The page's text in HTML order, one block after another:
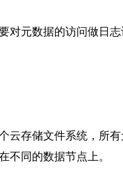
元数据的访问做日志
存储文件系统，所有
不同的数据节点上。